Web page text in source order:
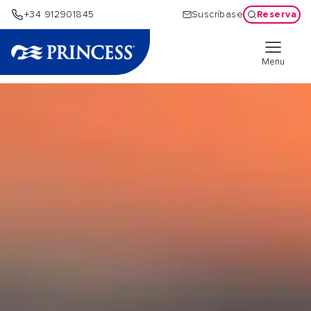
+34 912901845 Suscríbase Reserva
Menu